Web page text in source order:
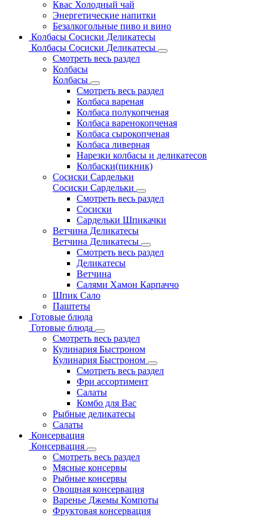
Квас Холодный чай
Энергетические напитки
Безалкогольные пиво и вино
Колбасы Сосиски Деликатесы
Колбасы Сосиски Деликатесы
Смотреть весь раздел
Колбасы
Колбасы
Смотреть весь раздел
Колбаса вареная
Колбаса полукопченая
Колбаса варенокопченая
Колбаса сырокопченая
Колбаса ливерная
Нарезки колбасы и деликатесов
Колбаски(пикник)
Сосиски Сардельки
Сосиски Сардельки
Смотреть весь раздел
Сосиски
Сардельки Шпикачки
Ветчина Деликатесы
Ветчина Деликатесы
Смотреть весь раздел
Деликатесы
Ветчина
Салями Хамон Карпаччо
Шпик Сало
Паштеты
Готовые блюда
Готовые блюда
Смотреть весь раздел
Кулинария Быстроном
Кулинария Быстроном
Смотреть весь раздел
Фри ассортимент
Салаты
Комбо для Вас
Рыбные деликатесы
Салаты
Консервация
Консервация
Смотреть весь раздел
Мясные консервы
Рыбные консервы
Овощная консервация
Варенье Джемы Компоты
Фруктовая консервация